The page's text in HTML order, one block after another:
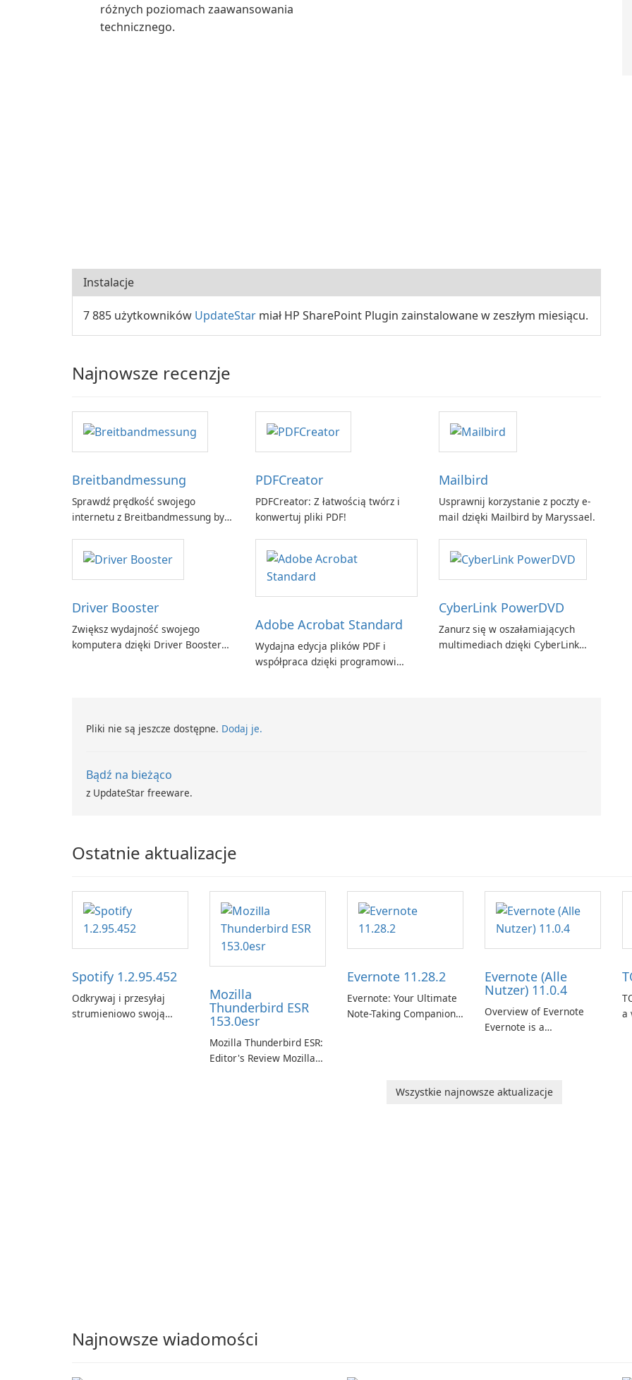
różnych poziomach zaawansowania
technicznego.
Instalacje
7 885 użytkowników UpdateStar miał HP SharePoint Plugin zainstalowane w zeszłym miesiącu.
Najnowsze recenzje
Breitbandmessung
Sprawdź prędkość swojego
internetu z Breitbandmessung by
PDFCreator
PDFCreator: Z łatwością twórz i
konwertuj pliki PDF!
Mailbird
Usprawnij korzystanie z poczty e-
mail dzięki Mailbird by Maryssael.
Driver Booster
Zwiększ wydajność swojego
komputera dzięki Driver Booster
Adobe Acrobat Standard
Wydajna edycja plików PDF i
współpraca dzięki programowi
CyberLink PowerDVD
Zanurz się w oszałamiających
multimediach dzięki CyberLink
Pliki nie są jeszcze dostępne. Dodaj je.
Bądź na bieżąco
z UpdateStar freeware.
Ostatnie aktualizacje
Spotify 1.2.95.452
Odkrywaj i przesyłaj
strumieniowo swoją
Mozilla
Thunderbird ESR
153.0esr
Mozilla Thunderbird ESR:
Editor's Review Mozilla
Evernote 11.28.2
Evernote: Your Ultimate
Note-Taking Companion
users capture ideas,
Evernote (Alle
Nutzer) 11.0.4
Overview of Evernote
Evernote is a
help users capture,
a
Wszystkie najnowsze aktualizacje
Najnowsze wiadomości